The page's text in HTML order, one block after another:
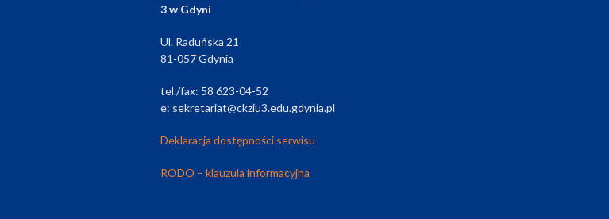
3 w Gdyni
Ul. Raduńska 21
81-057 Gdynia
tel./fax: 58 623-04-52
e: sekretariat@ckziu3.edu.gdynia.pl
Deklaracja dostępności serwisu
RODO – klauzula informacyjna